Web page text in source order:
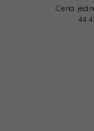
Cena